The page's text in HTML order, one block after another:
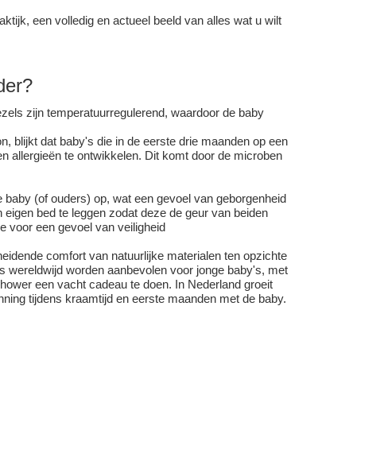
een volledig en actueel beeld van alles wat u wilt
zijn temperatuurregulerend, waardoor de baby
blijkt dat baby's die in de eerste drie maanden op een
allergieën te ontwikkelen. Dit komt door de microben
(of ouders) op, wat een gevoel van geborgenheid
bed te leggen zodat deze de geur van beiden
voor een gevoel van veiligheid
comfort van natuurlijke materialen ten opzichte
worden aanbevolen voor jonge baby's, met
een vacht cadeau te doen. In Nederland groeit
tijdens kraamtijd en eerste maanden met de baby.